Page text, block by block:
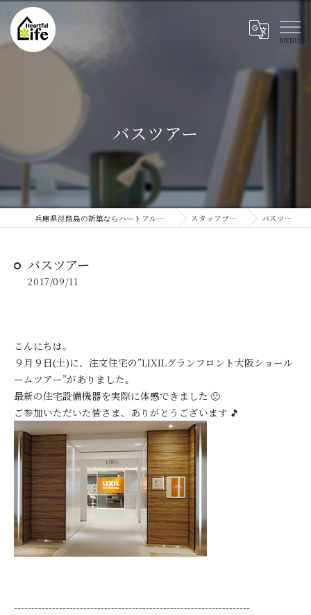
バスツアー
兵庫県淡路島の新築ならハートフルライフ スタッフブログ バスツアー
バスツアー
2017/09/11
こんにちは。
９月９日(土)に、注文住宅の”LIXILグランフロント大阪ショール
ームツアー”がありました。
最新の住宅設備機器を実際に体感できました 🙂
ご参加いただいた皆さま、ありがとうございます 🎵
--------------------------------------------------------------------